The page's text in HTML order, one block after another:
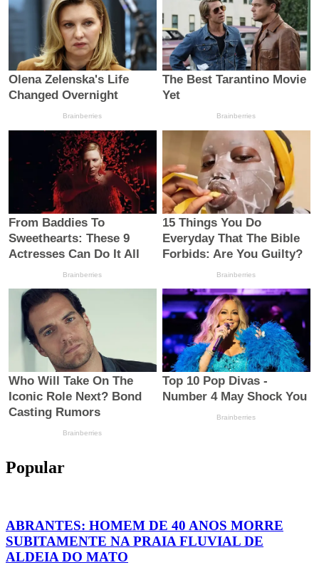
Popular
ABRANTES: HOMEM DE 40 ANOS MORRE
SUBITAMENTE NA PRAIA FLUVIAL DE
ALDEIA DO MATO